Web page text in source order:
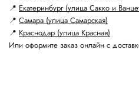
📍 Екатеринбург (улица Сакко и
📍 Самара (улица Самарская)
📍 Краснодар (улица Красная)
Или оформите заказ онлайн с